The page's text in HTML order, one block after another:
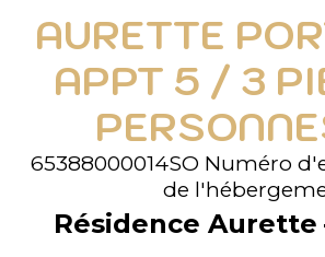
AURETTE
APPT 5 / 3
65388000014SO Numéro
de
Résidence Aurette